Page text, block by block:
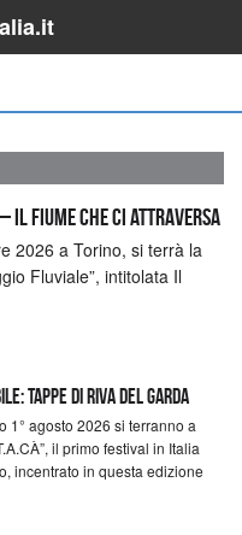
Il Fiume che ci attraversa
2026 a Torino, si terrà la
Fluviale”, intitolata Il
Tappe di Riva del Garda
1° agosto 2026 si terranno a
il primo festival in Italia
incentrato in questa edizione